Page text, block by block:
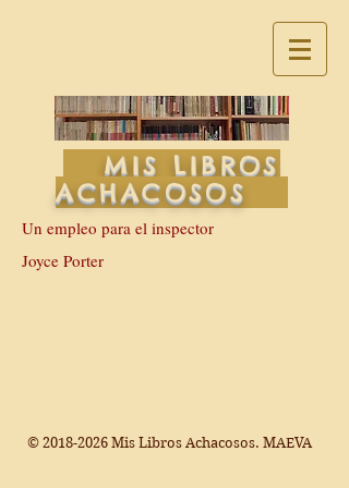
MIS LIBROS
ACHACOSOS
Un empleo para el inspector
Joyce Porter
© 2018-2026 Mis Libros Achacosos. MAEVA